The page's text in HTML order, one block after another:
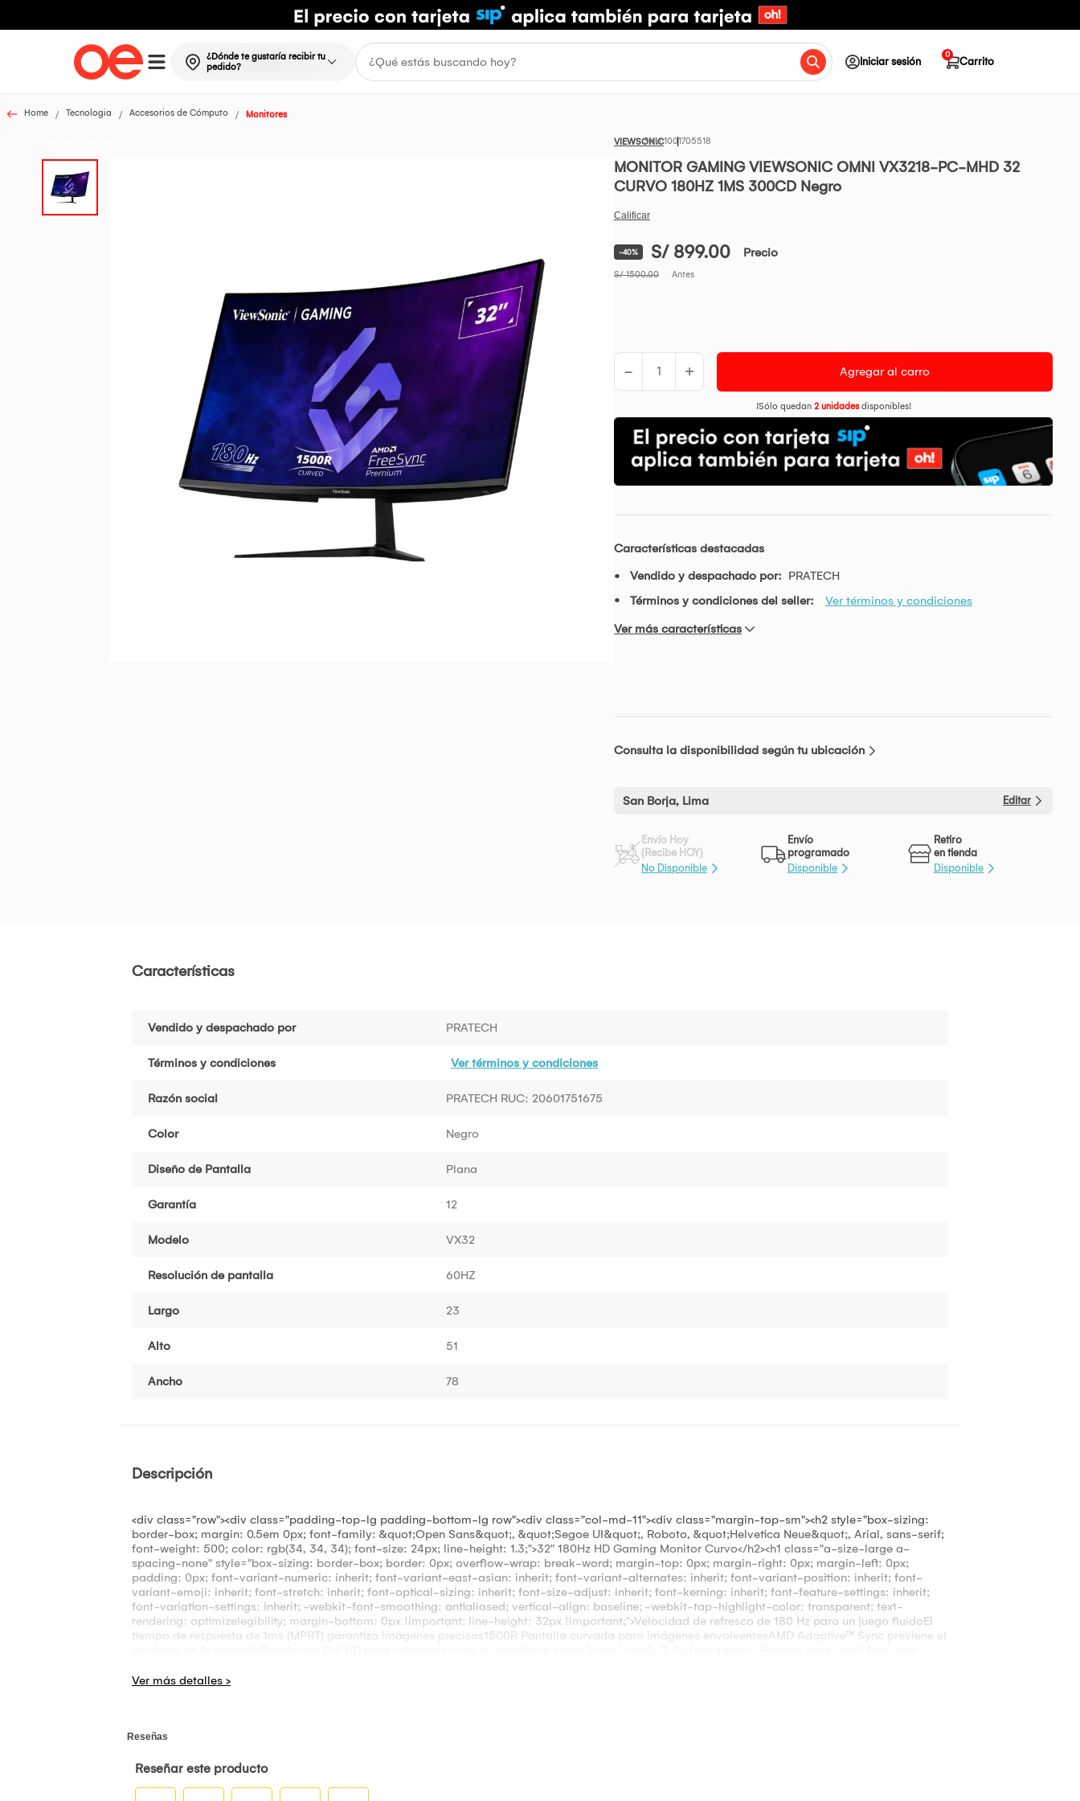
¿Dónde te gustaría recibir tu
pedido?
Iniciar sesión Carrito
0
Home Tecnologia Accesorios de Cómputo Monitores
VIEWSONIC1001705518
MONITOR GAMING VIEWSONIC OMNI VX3218-PC-MHD 32
CURVO 180HZ 1MS 300CD Negro
-40% S/ 899.00 Precio
S/ 1500.00 Antes
- + Agregar al carro
¡Sólo quedan 2 unidadesdisponibles!
Características destacadas
Vendido y despachado por: PRATECH
Términos y condiciones del seller:
Ver términos y condiciones
Ver más características
Consulta la disponibilidad según tu ubicación
San Borja, Lima Editar
Envío Hoy
(Recibe HOY)
No Disponible
Envío
programado
Disponible
Retiro
en tienda
Disponible
Características
Vendido y despachado por PRATECH
Términos y condiciones Ver términos y condiciones
Razón social PRATECH RUC: 20601751675
Color Negro
Diseño de Pantalla Plana
Garantía 12
Modelo VX32
Resolución de pantalla 60HZ
Largo 23
Alto 51
Ancho 78
Descripción
<div class="row"><div class="padding-top-lg padding-bottom-lg row"><div class="col-md-11"><div class="margin-top-sm"><h2 style="box-sizing:
border-box; margin: 0.5em 0px; font-family: &quot;Open Sans&quot;, &quot;Segoe UI&quot;, Roboto, &quot;Helvetica Neue&quot;, Arial, sans-serif;
font-weight: 500; color: rgb(34, 34, 34); font-size: 24px; line-height: 1.3;">32" 180Hz HD Gaming Monitor Curvo</h2><h1 class="a-size-large a-
spacing-none" style="box-sizing: border-box; border: 0px; overflow-wrap: break-word; margin-top: 0px; margin-right: 0px; margin-left: 0px;
padding: 0px; font-variant-numeric: inherit; font-variant-east-asian: inherit; font-variant-alternates: inherit; font-variant-position: inherit; font-
variant-emoji: inherit; font-stretch: inherit; font-optical-sizing: inherit; font-size-adjust: inherit; font-kerning: inherit; font-feature-settings: inherit;
font-variation-settings: inherit; -webkit-font-smoothing: antialiased; vertical-align: baseline; -webkit-tap-highlight-color: transparent; text-
rendering: optimizelegibility; margin-bottom: 0px !important; line-height: 32px !important;">Velocidad de refresco de 180 Hz para un juego fluidoEl
tiempo de respuesta de 1ms (MPRT) garantiza imágenes precisas1500R Pantalla curvada para imágenes envolventesAMD Adaptive™ Sync previene el
font-variant-east-asian: inherit; font-variant-alternates: inherit; font-variant-position: inherit; font-variant-emoji: inherit; font-stretch: inherit; line-
system, BlinkMacSystemFont, Segoe UI, Helvetica, Arial, sans-serif, Apple Color Emoji, Segoe UI Emoji, Segoe UI Symbol; color: #222222;"><span
rea visible (pulg.): 31.5</span><br /><span>Tipo de panel: Tecnología VA</span><br /><span>Resolución: 1920 x 1080</span><br /><span>Tipo de
resolución: FHD (Full HD)</span><br /><span>Relación de contraste estático: 3000:1 (típico)</span><br /><span>Relación de contraste dinámico:
80M:1</span><br /><span>Alto rango dinámico: HDR10</span><br /><span>Fuente de luz: LED</span><br /><span>Brillo: 300 cd/m² (típico)</span><br />